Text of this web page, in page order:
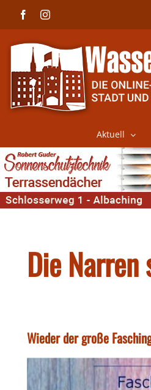
FacebookInstagram
Aktuell
Die
Wieder der große